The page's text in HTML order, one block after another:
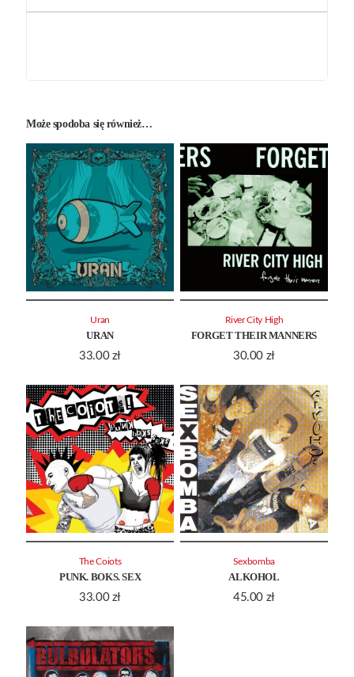
Może spodoba się również…
URAN
33.00 zł
Uran
FORGET THEIR MANNERS
30.00 zł
River City High
PUNK. BOKS. SEX
33.00 zł
The Coiots
ALKOHOL
45.00 zł
Sexbomba